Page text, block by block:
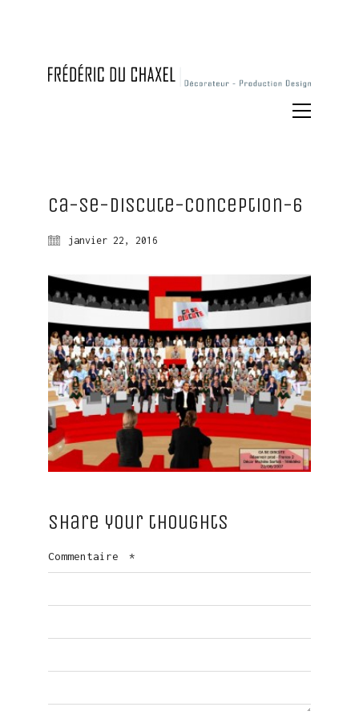
Ca-se-discute-conception-6
janvier 22, 2016
Share your thoughts
Commentaire *